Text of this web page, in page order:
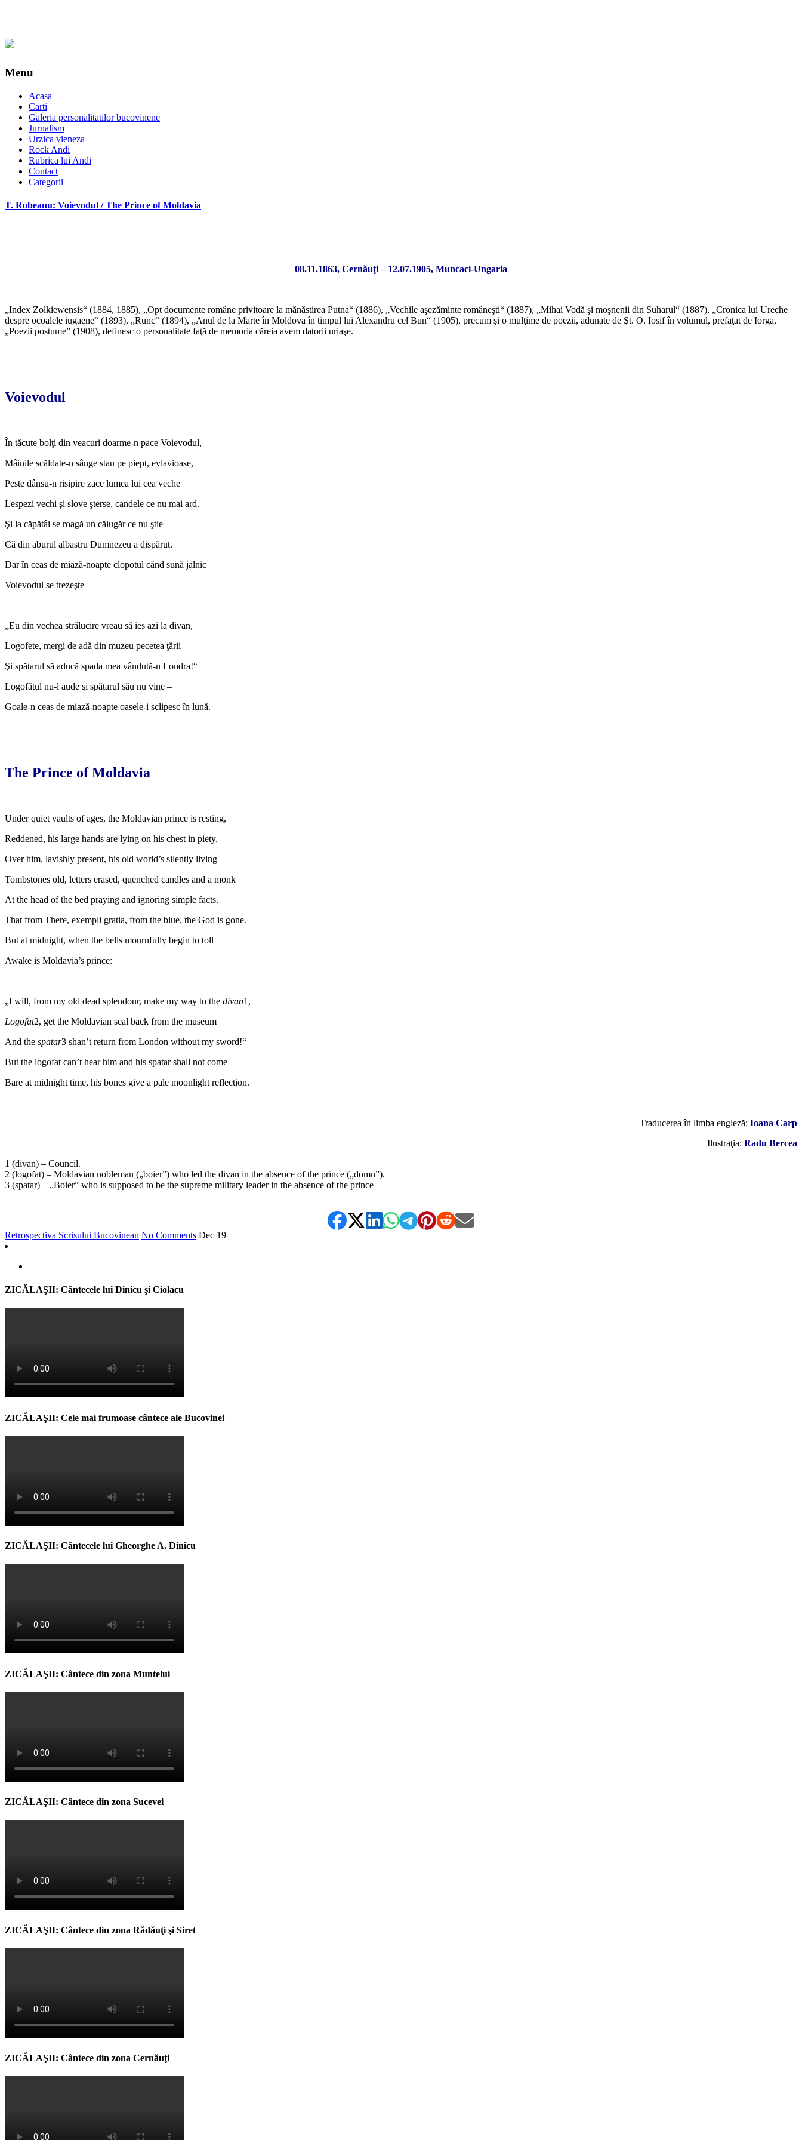
Menu
Acasa
Carti
Galeria personalitatilor bucovinene
Jurnalism
Urzica vieneza
Rock Andi
Rubrica lui Andi
Contact
Categorii
T. Robeanu: Voievodul / The Prince of Moldavia
08.11.1863, Cernăuţi – 12.07.1905, Muncaci-Ungaria
„Index Zolkiewensis“ (1884, 1885), „Opt documente române privitoare la mănăstirea Putna“ (1886), „Vechile aşezăminte româneşti“ (1887), „Mihai Vodă şi moşnenii din Suharul“ (1887), „Cronica lui Ureche
despre ocoalele iugaene“ (1893), „Runc“ (1894), „Anul de la Marte în Moldova în timpul lui Alexandru cel Bun“ (1905), precum şi o mulţime de poezii, adunate de Şt. O. Iosif în volumul, prefaţat de Iorga,
„Poezii postume” (1908), definesc o personalitate faţă de memoria căreia avem datorii uriaşe.
Voievodul
În tăcute bolţi din veacuri doarme-n pace Voievodul,
Mâinile scăldate-n sânge stau pe piept, evlavioase,
Peste dânsu-n risipire zace lumea lui cea veche
Lespezi vechi şi slove şterse, candele ce nu mai ard.
Şi la căpătâi se roagă un călugăr ce nu ştie
Că din aburul albastru Dumnezeu a dispărut.
Dar în ceas de miază-noapte clopotul când sună jalnic
Voievodul se trezeşte
„Eu din vechea strălucire vreau să ies azi la divan,
Logofete, mergi de adă din muzeu pecetea ţării
Şi spătarul să aducă spada mea vândută-n Londra!“
Logofătul nu-l aude şi spătarul său nu vine –
Goale-n ceas de miază-noapte oasele-i sclipesc în lună.
The Prince of Moldavia
Under quiet vaults of ages, the Moldavian prince is resting,
Reddened, his large hands are lying on his chest in piety,
Over him, lavishly present, his old world’s silently living
Tombstones old, letters erased, quenched candles and a monk
At the head of the bed praying and ignoring simple facts.
That from There, exempli gratia, from the blue, the God is gone.
But at midnight, when the bells mournfully begin to toll
Awake is Moldavia’s prince:
„I will, from my old dead splendour, make my way to the divan1,
Logofat2, get the Moldavian seal back from the museum
And the spatar3 shan’t return from London without my sword!“
But the logofat can’t hear him and his spatar shall not come –
Bare at midnight time, his bones give a pale moonlight reflection.
Traducerea în limba engleză: Ioana Carp
Ilustraţia: Radu Bercea
1 (divan) – Council.
2 (logofat) – Moldavian nobleman („boier”) who led the divan in the absence of the prince („domn”).
3 (spatar) – „Boier” who is supposed to be the supreme military leader in the absence of the prince
Retrospectiva Scrisului Bucovinean No Comments Dec 19
ZICĂLAŞII: Cântecele lui Dinicu şi Ciolacu
ZICĂLAŞII: Cele mai frumoase cântece ale Bucovinei
ZICĂLAŞII: Cântecele lui Gheorghe A. Dinicu
ZICĂLAŞII: Cântece din zona Muntelui
ZICĂLAŞII: Cântece din zona Sucevei
ZICĂLAŞII: Cântece din zona Rădăuţi şi Siret
ZICĂLAŞII: Cântece din zona Cernăuţi